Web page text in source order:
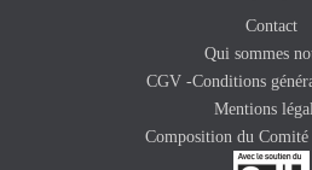
Contact
Qui sommes
CGV -Conditions
Mentions
Composition du Comité